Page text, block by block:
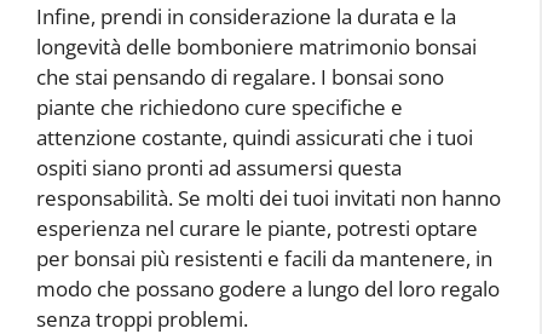
Infine, prendi in considerazione la durata e la
longevità delle bomboniere matrimonio bonsai
che stai pensando di regalare. I bonsai sono
piante che richiedono cure specifiche e
attenzione costante, quindi assicurati che i tuoi
ospiti siano pronti ad assumersi questa
responsabilità. Se molti dei tuoi invitati non hanno
esperienza nel curare le piante, potresti optare
per bonsai più resistenti e facili da mantenere, in
modo che possano godere a lungo del loro regalo
senza troppi problemi.